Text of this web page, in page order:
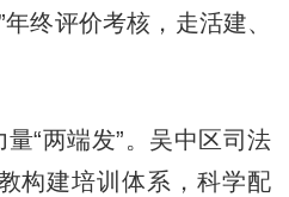
终评价考核，走活建、
“两端发”。吴中区司法
构建培训体系，科学配